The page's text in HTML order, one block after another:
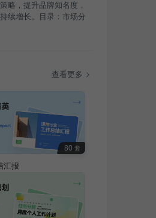
略，提升品牌知名度，
续增长。目录：市场分
查看更多
80 套
汇报